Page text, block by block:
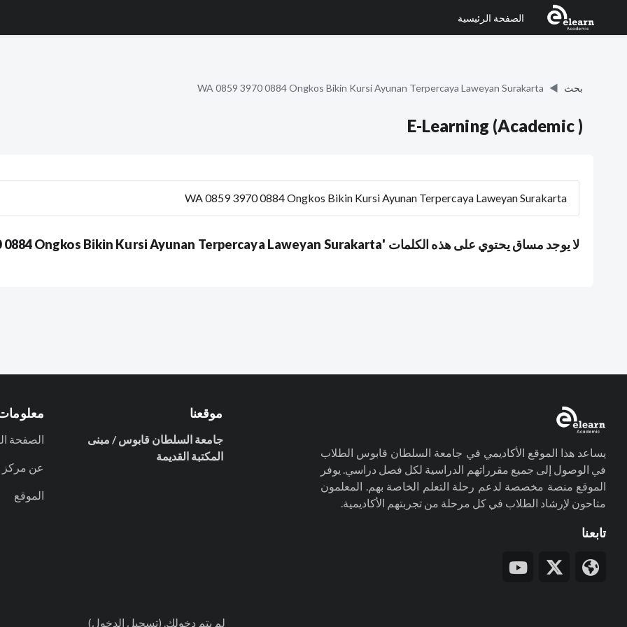
الصفحة الرئيسية
بحث WA 0859 3970 0884 Ongkos Bikin Kursi Ayunan Terpercaya Laweyan Surakarta
E-Learning (Academic )
لا يوجد مساق يحتوي على هذه الكلمات 'WA 0859 3970 0884 Ongkos Bikin Kursi Ayunan Terpercaya Laweyan Surakarta'
يساعد هذا الموقع الأكاديمي في جامعة السلطان قابوس الطلاب
في الوصول إلى جميع مقرراتهم الدراسية لكل فصل دراسي. يوفر
الموقع منصة مخصصة لدعم رحلة التعلم الخاصة بهم. المعلمون
متاحون لإرشاد الطلاب في كل مرحلة من تجربتهم الأكاديمية.
تابعنا
موقعنا
جامعة السلطان قابوس / مبنى
المكتبة القديمة
الصفحة
عن مركز
الموقع
لم يتم دخولك. (تسجيل الدخول)